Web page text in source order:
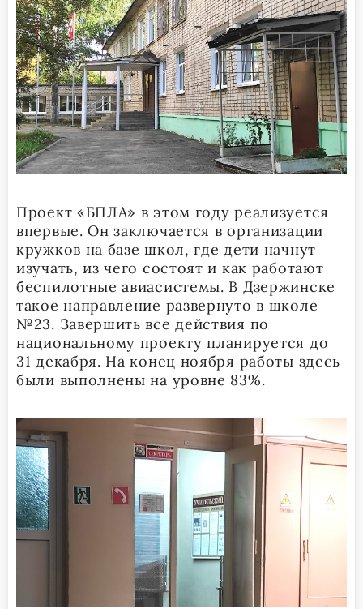
Проект «БПЛА» в этом году реализуется
впервые. Он заключается в организации
кружков на базе школ, где дети начнут
изучать, из чего состоят и как работают
беспилотные авиасистемы. В Дзержинске
такое направление развернуто в школе
№23. Завершить все действия по
национальному проекту планируется до
31 декабря. На конец ноября работы здесь
были выполнены на уровне 83%.